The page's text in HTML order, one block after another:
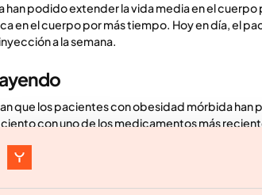
han podido extender la vida media en el cuerpo
en el cuerpo por más tiempo. Hoy en día, el
a la semana.
que los pacientes con obesidad mórbida han
con uno de los medicamentos más
de la misma manera tienen resultados
estudios muestran que con ellos se pierde